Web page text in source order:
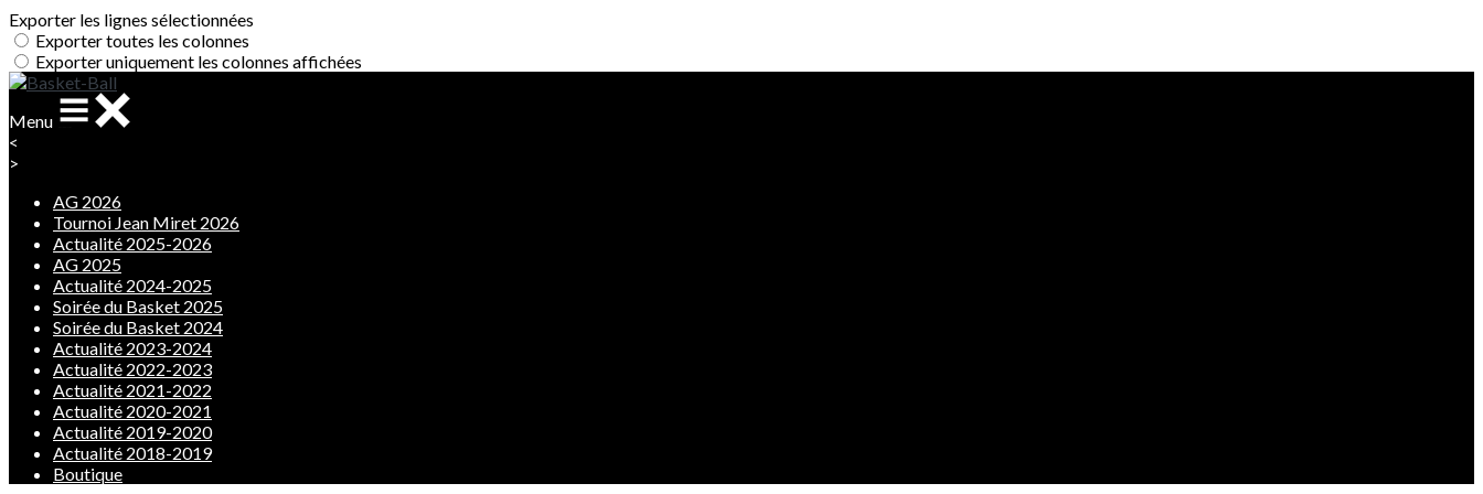
Exporter les lignes sélectionnées
Exporter toutes les colonnes
Exporter uniquement les colonnes affichées
Menu
<
>
AG 2026
Tournoi Jean Miret 2026
Actualité 2025-2026
AG 2025
Actualité 2024-2025
Soirée du Basket 2025
Soirée du Basket 2024
Actualité 2023-2024
Actualité 2022-2023
Actualité 2021-2022
Actualité 2020-2021
Actualité 2019-2020
Actualité 2018-2019
Boutique